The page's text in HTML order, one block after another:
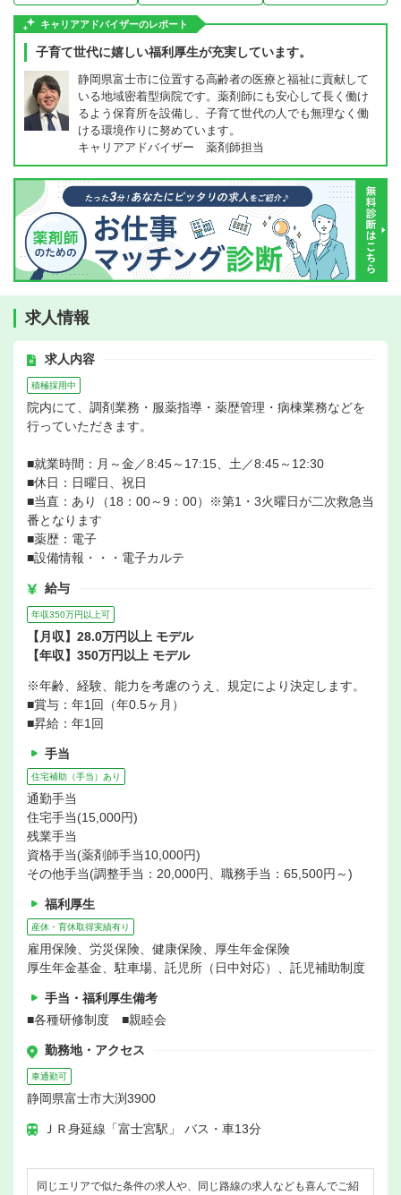
キャリアアドバイザーのレポート
子育て世代に嬉しい福利厚生が充実しています。
静岡県富士市に位置する高齢者の医療と福祉に貢献して
いる地域密着型病院です。薬剤師にも安心して長く働け
るよう保育所を設備し、子育て世代の人でも無理なく働
ける環境作りに努めています。
キャリアアドバイザー 薬剤師担当
求人情報
求人内容
積極採用中
院内にて、調剤業務・服薬指導・薬歴管理・病棟業務などを
行っていただきます。
■就業時間：月～金／8:45～17:15、土／8:45～12:30
■休日：日曜日、祝日
■当直：あり（18：00～9：00）※第1・3火曜日が二次救急当
番となります
■薬歴：電子
■設備情報・・・電子カルテ
給与
年収350万円以上可
【月収】28.0万円以上 モデル
【年収】350万円以上 モデル
※年齢、経験、能力を考慮のうえ、規定により決定します。
■賞与：年1回（年0.5ヶ月）
■昇給：年1回
手当
住宅補助（手当）あり
通勤手当
住宅手当(15,000円)
残業手当
資格手当(薬剤師手当10,000円)
その他手当(調整手当：20,000円、職務手当：65,500円～)
福利厚生
産休・育休取得実績有り
雇用保険、労災保険、健康保険、厚生年金保険
厚生年金基金、駐車場、託児所（日中対応）、託児補助制度
手当・福利厚生備考
■各種研修制度 ■親睦会
勤務地・アクセス
車通勤可
静岡県富士市大渕3900
ＪＲ身延線「富士宮駅」 バス・車13分
同じエリアで似た条件の求人や、同じ路線の求人なども喜んでご紹